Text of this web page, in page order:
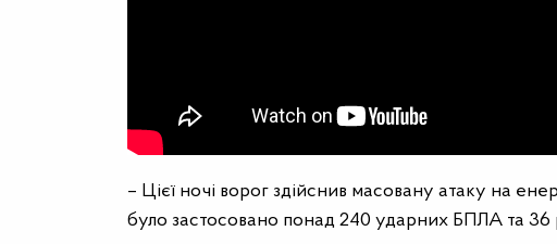
– Цієї ночі ворог здійснив масовану атаку на
було застосовано понад 240 ударних БПЛА та 36